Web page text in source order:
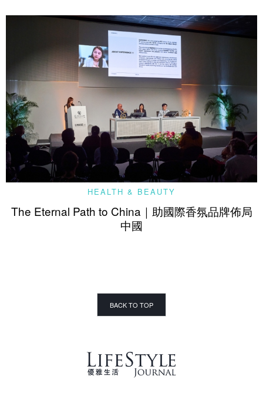
HEALTH & BEAUTY
The Eternal Path to China｜助國際香氛品牌佈局
中國
BACK TO TOP